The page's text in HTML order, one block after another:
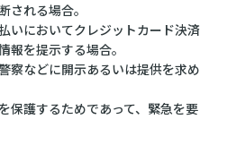
される場合。
いにおいてクレジットカード決済
報を提示する場合。
察などに開示あるいは提供を求め
保護するためであって、緊急を要